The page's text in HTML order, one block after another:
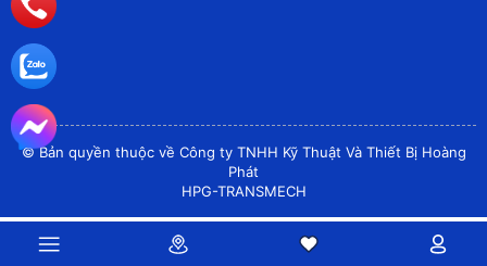
© Bản quyền thuộc về Công ty TNHH Kỹ Thuật Và Thiết Bị Hoàng
Phát
HPG-TRANSMECH